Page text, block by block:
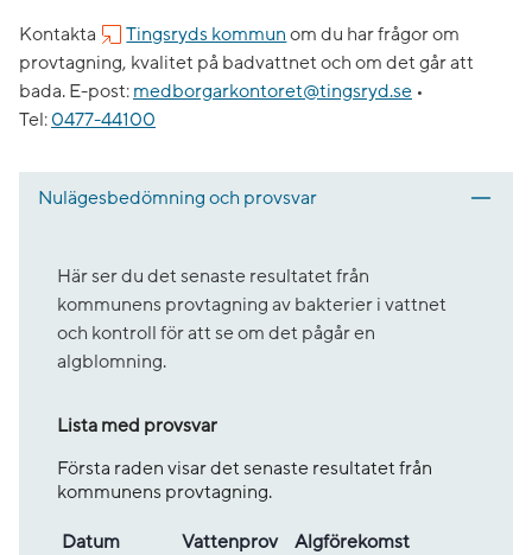
Kontakta Tingsryds kommun om du har frågor om
provtagning, kvalitet på badvattnet och om det går att
bada. E-post: medborgarkontoret@tingsryd.se •
Tel: 0477-44100
Nulägesbedömning och provsvar
Här ser du det senaste resultatet från
kommunens provtagning av bakterier i vattnet
och kontroll för att se om det pågår en
algblomning.
Lista med provsvar
Första raden visar det senaste resultatet från
kommunens provtagning.
Datum Vatten­prov
Alg­före­komst